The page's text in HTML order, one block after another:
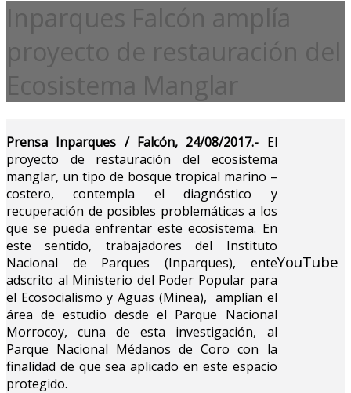
Inparques Falcón amplía
proyecto de restauración del
Ecosistema Manglar
Prensa Inparques / Falcón, 24/08/2017.- El
proyecto de restauración del ecosistema
manglar, un tipo de bosque tropical marino –
costero, contempla el diagnóstico y
recuperación de posibles problemáticas a los
que se pueda enfrentar este ecosistema. En
este sentido, trabajadores del Instituto
Nacional de Parques (Inparques), ente
adscrito al Ministerio del Poder Popular para
el Ecosocialismo y Aguas (Minea), amplían el
área de estudio desde el Parque Nacional
Morrocoy, cuna de esta investigación, al
Parque Nacional Médanos de Coro con la
finalidad de que sea aplicado en este espacio
protegido.
YouTube